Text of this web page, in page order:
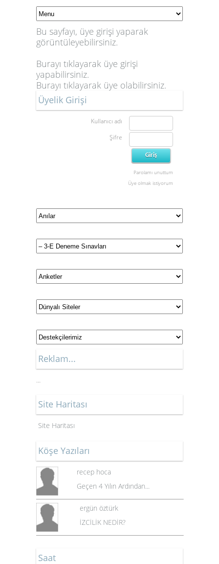
Bu sayfayı, üye girişi yaparak
görüntüleyebilirsiniz.
Burayı tıklayarak üye girişi
yapabilirsiniz.
Burayı tıklayarak üye olabilirsiniz.
Üyelik Girişi
Kullanıcı adı
Şifre
Parolamı unuttum
Üye olmak istiyorum
Reklam...
...
Site Haritası
Site Haritası
Köşe Yazıları
recep hoca
Geçen 4 Yılın Ardından...
ergün öztürk
İZCİLİK NEDİR?
Saat